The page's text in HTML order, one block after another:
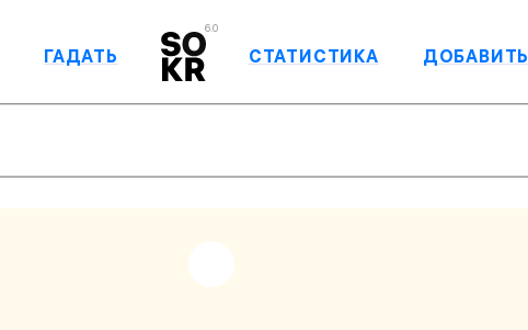
6.0
ГАДАТЬ СТАТИСТИКА ДОБАВИТЬ